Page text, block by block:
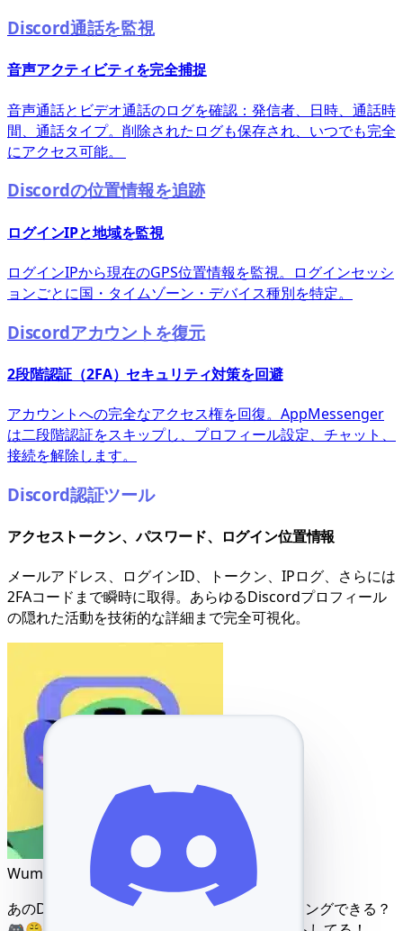
Discord通話を監視
音声アクティビティを完全捕捉
音声通話とビデオ通話のログを確認：発信者、日時、通話時
間、通話タイプ。削除されたログも保存され、いつでも完全
にアクセス可能。
Discordの位置情報を追跡
ログインIPと地域を監視
ログインIPから現在のGPS位置情報を監視。ログインセッシ
ョンごとに国・タイムゾーン・デバイス種別を特定。
Discordアカウントを復元
2段階認証（2FA）セキュリティ対策を回避
アカウントへの完全なアクセス権を回復。AppMessenger
は二段階認証をスキップし、プロフィール設定、チャット、
接続を解除します。
Discord認証ツール
アクセストークン、パスワード、ログイン位置情報
メールアドレス、ログインID、トークン、IPログ、さらには
2FAコードまで瞬時に取得。あらゆるDiscordプロフィール
の隠れた活動を技術的な詳細まで完全可視化。
Wumpus
本日 14:13
あのDiscordストリーマーのサーバーをハッキングできる？